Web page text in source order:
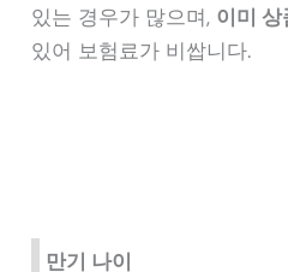
있는 경우가 많으며, 이미
있어 보험료가 비쌉니다.
만기 나이